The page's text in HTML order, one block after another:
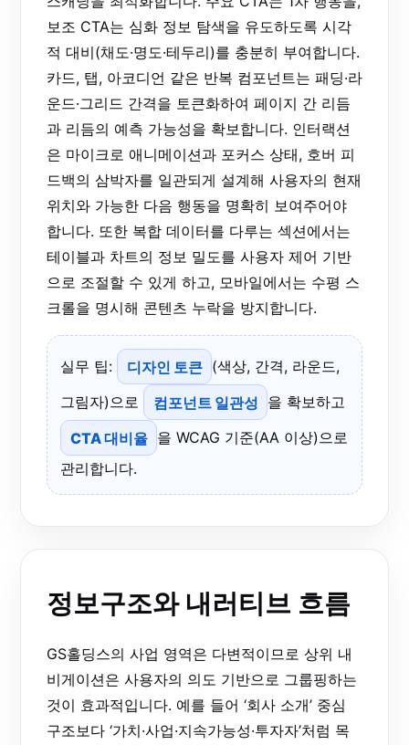
보조 CTA는 심화 정보 탐색을 유도하도록 시각
적 대비(채도·명도·테두리)를 충분히 부여합니다.
카드, 탭, 아코디언 같은 반복 컴포넌트는 패딩·라
운드·그리드 간격을 토큰화하여 페이지 간 리듬
과 리듬의 예측 가능성을 확보합니다. 인터랙션
은 마이크로 애니메이션과 포커스 상태, 호버 피
드백의 삼박자를 일관되게 설계해 사용자의 현재
위치와 가능한 다음 행동을 명확히 보여주어야
합니다. 또한 복합 데이터를 다루는 섹션에서는
테이블과 차트의 정보 밀도를 사용자 제어 기반
으로 조절할 수 있게 하고, 모바일에서는 수평 스
크롤을 명시해 콘텐츠 누락을 방지합니다.
실무 팁: 디자인 토큰 (색상, 간격, 라운드,
그림자)으로
컴포넌트 일관성 을 확보하고
CTA 대비율 을 WCAG 기준(AA 이상)으로
관리합니다.
정보구조와 내러티브 흐름
GS홀딩스의 사업 영역은 다변적이므로 상위 내
비게이션은 사용자의 의도 기반으로 그룹핑하는
것이 효과적입니다. 예를 들어 ‘회사 소개’ 중심
구조보다 ‘가치·사업·지속가능성·투자자’처럼 목